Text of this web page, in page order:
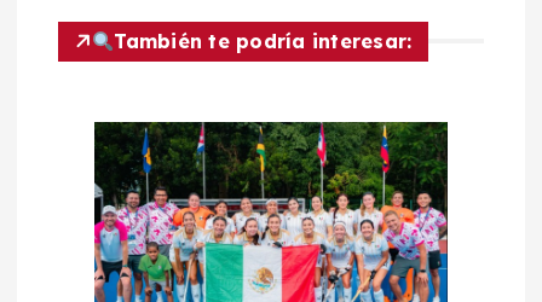
c
También te podría interesar: